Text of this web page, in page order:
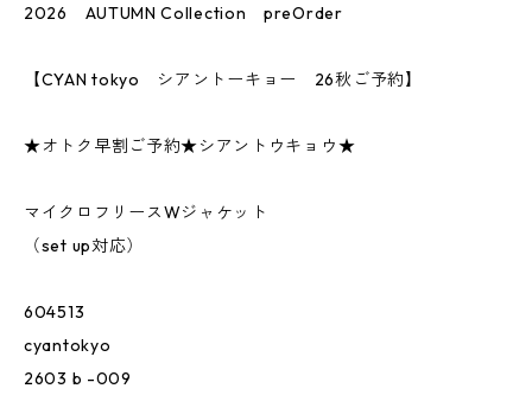
2026 AUTUMN Collection preOrder
【CYAN tokyo シアントーキョー 26秋ご予約】
★オトク早割ご予約★シアントウキョウ★
マイクロフリースWジャケット
（set up対応）
604513
cyantokyo
2603 b -009